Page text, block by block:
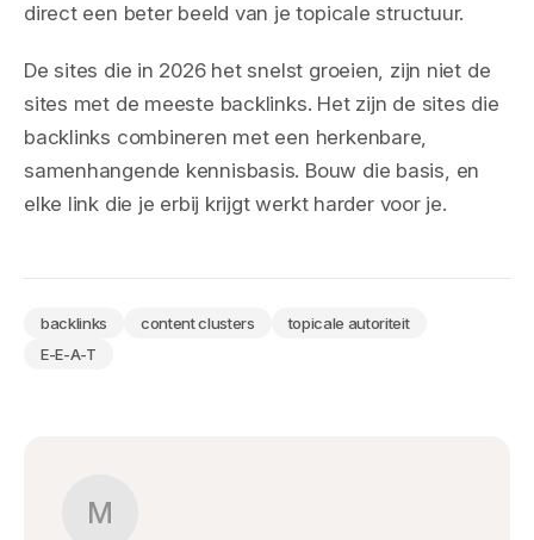
direct een beter beeld van je topicale structuur.
De sites die in 2026 het snelst groeien, zijn niet de
sites met de meeste backlinks. Het zijn de sites die
backlinks combineren met een herkenbare,
samenhangende kennisbasis. Bouw die basis, en
elke link die je erbij krijgt werkt harder voor je.
backlinks content clusters
topicale autoriteit
E-E-A-T
M